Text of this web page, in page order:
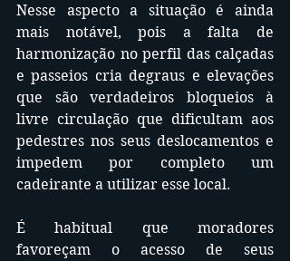
Nesse aspecto a situação é ainda
mais notável, pois a falta de
harmonização no perfil das calçadas
e passeios cria degraus e elevações
que são verdadeiros bloqueios à
livre circulação que dificultam aos
pedestres nos seus deslocamentos e
impedem por completo um
cadeirante a utilizar esse local.
É habitual que moradores
favoreçam o acesso de seus